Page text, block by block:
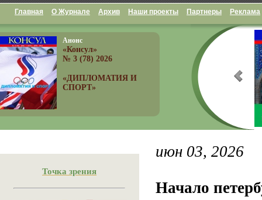
Главная О Журнале Архив Наши проекты Партнеры Реклама
Анонс
«Консул»
№ 3 (78) 2026
«ДИПЛОМАТИЯ И
СПОРТ»
Точка зрения
июн 03, 2026
Начало